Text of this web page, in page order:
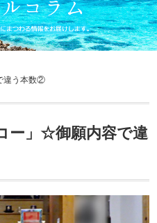
違う本数②
ー」☆御願内容で違